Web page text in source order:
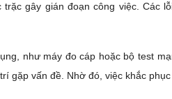
gây gián đoạn công việc. Các
như máy đo cáp hoặc bộ test
gặp vấn đề. Nhờ đó, việc khắc